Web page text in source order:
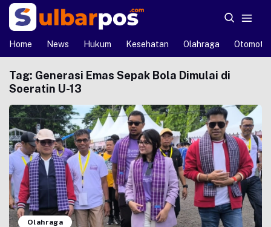
Home News Hukum Kesehatan Olahraga Otomotif
Tag: Generasi Emas Sepak Bola Dimulai di
Soeratin U-13
Olahraga